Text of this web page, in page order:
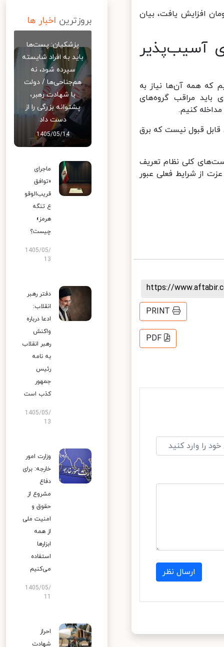
حقوق بگیران از ۱۲ به ۲۴ میلیون تومان افزایش یافت، بیان
آسیب‌پذیر
که همه آن‌ها نیاز به
مراقب گروه‌های
کنیم.
قبول نیست که برق
کلی نظام تعریف
از شرایط فعلی عبور
https://
PRINT
PDF
ارسال نظر
بروزترین اخبار ها
پزشکیان: پست‌ها
باید به افراد شایسته
سپرده شود، نه
هم‌جناحی‌ها / دولت
با شهادت رهبر،
پشتوانه بزرگی را از
دست داد
1405/05/14
ماجرای
«توافق
قریب‌الوقو
ع تنگه
هرمز»
چیست؟
1405/05/
13
دفتر رهبر
انقلاب:
ادعا درباره
واکنش
رهبر انقلاب
به نامه
رئیس
جمهور
کذب است
1405/05/
13
وزارت امور
خارجه: برای
دفاع
مشروع از
حقوق و
امنیت ملی
از همه
ابزارها
استفاده
می‌کنیم
1405/05/
احراز
شهادت